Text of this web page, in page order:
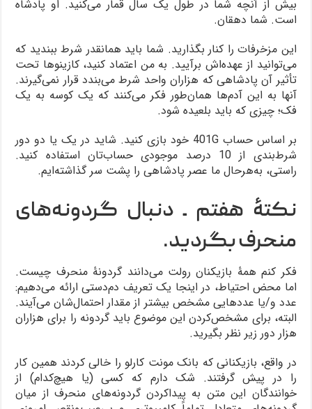
بیش از آنچه شما در طول یک سال قمار می‌کنید. او پادشاه
است. شما دهقان.
این مزخرفات را کنار بگذارید. شما باید همانقدر شرط ببندید که
می‌توانید از عهده‌اش برآیید. به من اعتماد کنید، کازینوها تحت
تأثیر آن پادشاهی که هزاران واحد شرط می‌بندد قرار نمی‌گیرند.
آنها به این آدم‌ها همان‌طور فکر می‌کنند که یک کوسه به یک
فک؛ چیزی که باید بلعیده شود.
بر اساس حساب 401G خود بازی کنید. شاید در یک یا دو دور
شرط‌بندی از 10 درصد موجودی حساب‌تان استفاده کنید.
راستی، به‌هرحال ما عصر پادشاهی را پشت سر گذاشته‌ایم.
نکتۀ هفتم ـ دنبال گردونه‌های
منحرف بگردید.
فکر کنم همۀ بازیکنان رولت می‌دانند گردونۀ منحرف چیست.
اما محض احتیاط، در اینجا یک تعریف دم‌دستی ارائه می‌دهیم:
عدد و/یا عددهایی مشخص بیشتر از مقدار احتمال‌شان می‌آیند.
البته، برای مشخص‌کردن این موضوع باید گردونه را برای هزاران
هزار دور زیر نظر بگیرید.
در واقع، بازیکنانی که بانک مونت کارلو را خالی کردند همین کار
را در پیش گرفتند. شک دارم که کسی (یا هیچ‌کدام) از
خوانندگان این متن به پیداکردن گردونه‌های منحرف از میان